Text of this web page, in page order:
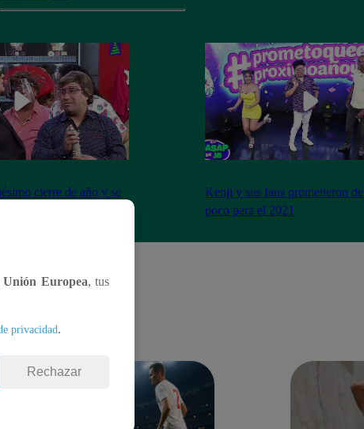
cierre de año y se
Kenji y sus fans prometieron
poco para el 2021
Unión Europea, tus
privacidad.
Rechazar